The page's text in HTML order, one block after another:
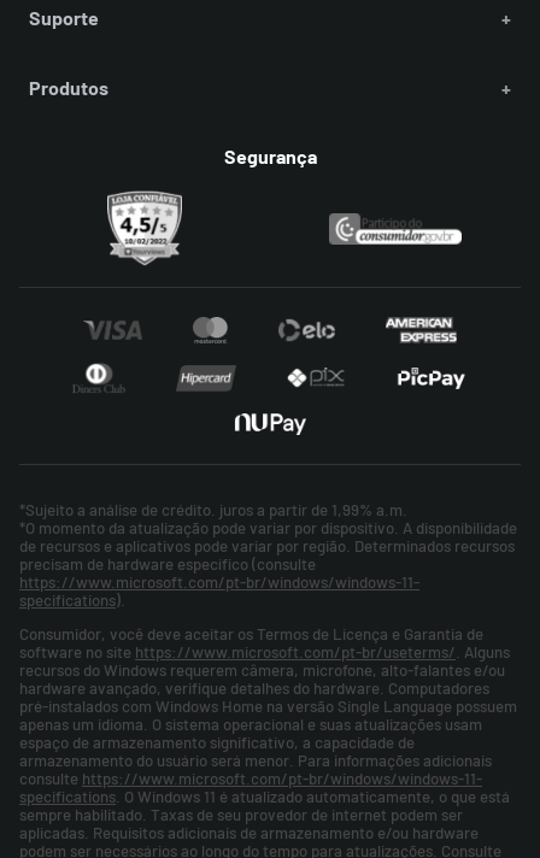
Suporte +
Produtos +
Segurança
*Sujeito a análise de crédito. juros a partir de 1,99% a.m.
*O momento da atualização pode variar por dispositivo. A disponibilidade
de recursos e aplicativos pode variar por região. Determinados recursos
precisam de hardware específico (consulte
https://www.microsoft.com/pt-br/windows/windows-11-
specifications).
Consumidor, você deve aceitar os Termos de Licença e Garantia de
software no site https://www.microsoft.com/pt-br/useterms/ . Alguns
recursos do Windows requerem câmera, microfone, alto-falantes e/ou
hardware avançado, verifique detalhes do hardware. Computadores
pré-instalados com Windows Home na versão Single Language possuem
apenas um idioma. O sistema operacional e suas atualizações usam
espaço de armazenamento significativo, a capacidade de
armazenamento do usuário será menor. Para informações adicionais
consulte https://www.microsoft.com/pt-br/windows/windows-11-
specifications . O Windows 11 é atualizado automaticamente, o que está
sempre habilitado. Taxas de seu provedor de internet podem ser
aplicadas. Requisitos adicionais de armazenamento e/ou hardware
podem ser necessários ao longo do tempo para atualizações. Consulte